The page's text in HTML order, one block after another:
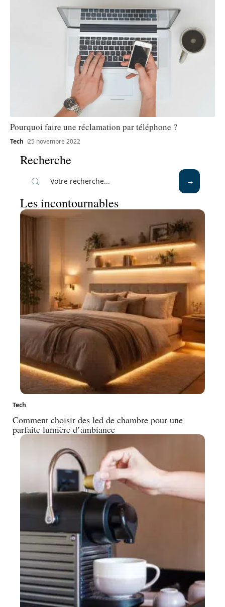
Pourquoi faire une réclamation par téléphone ?
Tech 25 novembre 2022
Recherche
Les incontournables
Tech
Comment choisir des led de chambre pour une
parfaite lumière d’ambiance